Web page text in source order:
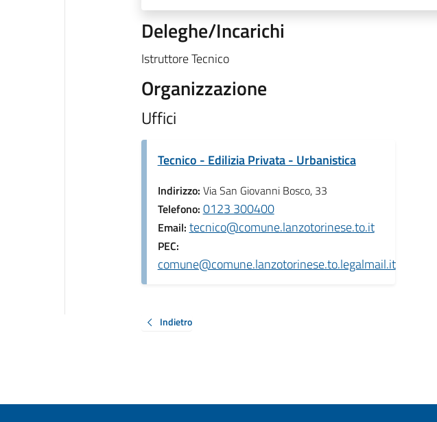
Deleghe/Incarichi
Istruttore Tecnico
Organizzazione
Uffici
Tecnico - Edilizia Privata - Urbanistica
Indirizzo: Via San Giovanni Bosco, 33
Telefono: 0123 300400
Email: tecnico@comune.lanzotorinese.to.it
PEC:
comune@comune.lanzotorinese.to.legalmail.it
Indietro